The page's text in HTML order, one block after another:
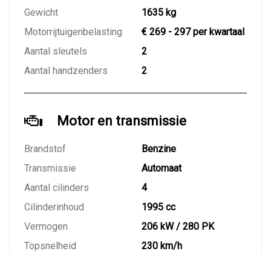
Gewicht
1635 kg
Motorrijtuigenbelasting
€ 269 - 297 per kwartaal
Aantal sleutels
2
Aantal handzenders
2
Motor en transmissie
Brandstof
Benzine
Transmissie
Automaat
Aantal cilinders
4
Cilinderinhoud
1995 cc
Vermogen
206 kW / 280 PK
Topsnelheid
230 km/h